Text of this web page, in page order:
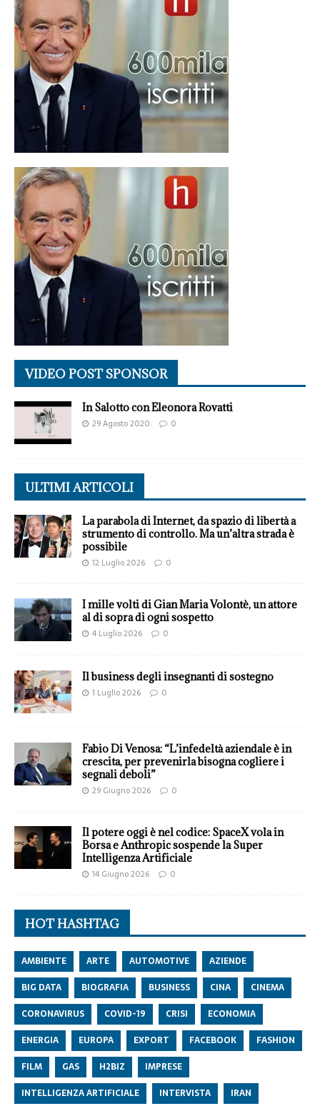
VIDEO POST SPONSOR
In Salotto con Eleonora Rovatti
29 Agosto 2020 0
ULTIMI ARTICOLI
La parabola di Internet, da spazio di libertà a
strumento di controllo. Ma un’altra strada è
possibile
12 Luglio 2026 0
I mille volti di Gian Maria Volontè, un attore
al di sopra di ogni sospetto
4 Luglio 2026 0
Il business degli insegnanti di sostegno
1 Luglio 2026 0
Fabio Di Venosa: “L’infedeltà aziendale è in
crescita, per prevenirla bisogna cogliere i
segnali deboli”
29 Giugno 2026 0
Il potere oggi è nel codice: SpaceX vola in
Borsa e Anthropic sospende la Super
Intelligenza Artificiale
14 Giugno 2026 0
HOT HASHTAG
AMBIENTE ARTE AUTOMOTIVE
AZIENDE
BIG DATA
BIOGRAFIA BUSINESS CINA
CINEMA
CORONAVIRUS
COVID-19 CRISI
ECONOMIA
ENERGIA
EUROPA EXPORT FACEBOOK
FASHION
FILM
GAS H2BIZ
IMPRESE
INTELLIGENZA ARTIFICIALE
INTERVISTA IRAN